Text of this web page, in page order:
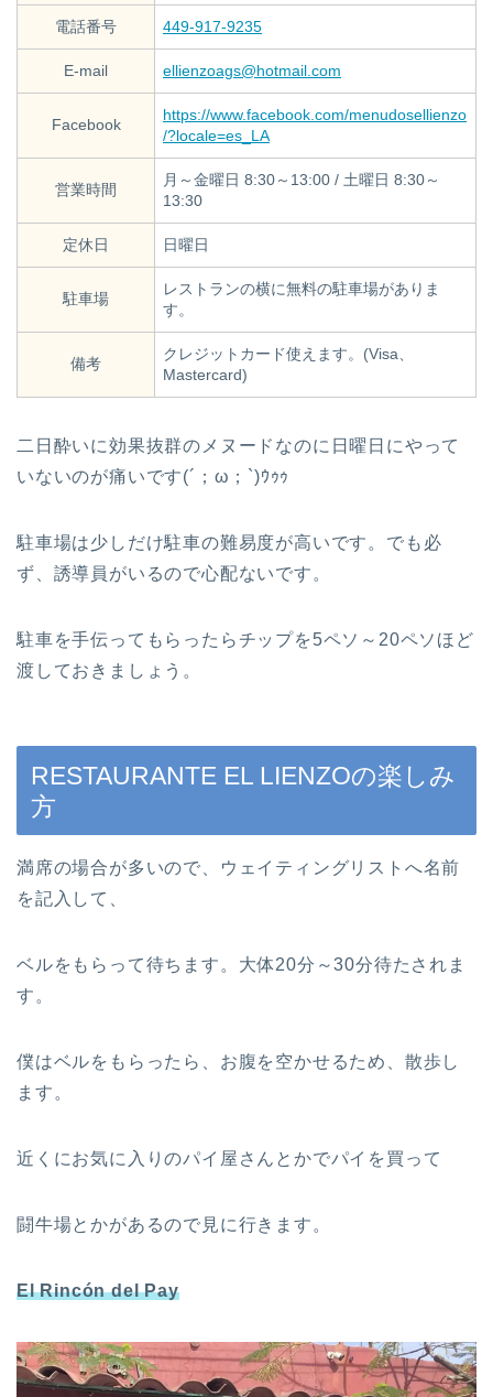
電話番号 449-917-9235
E-mail ellienzoags@hotmail.com
Facebook
https://www.facebook.com/menudosellienzo
/?locale=es_LA
営業時間
月～金曜日 8:30～13:00 / 土曜日 8:30～
13:30
定休日 日曜日
駐車場
レストランの横に無料の駐車場がありま
す。
備考
クレジットカード使えます。(Visa、
Mastercard)
二日酔いに効果抜群のメヌードなのに日曜日にやって
いないのが痛いです(´；ω；`)ｳｩｩ
駐車場は少しだけ駐車の難易度が高いです。でも必
ず、誘導員がいるので心配ないです。
駐車を手伝ってもらったらチップを5ペソ～20ペソほど
渡しておきましょう。
RESTAURANTE EL LIENZOの楽しみ
方
満席の場合が多いので、ウェイティングリストへ名前
を記入して、
ベルをもらって待ちます。大体20分～30分待たされま
す。
僕はベルをもらったら、お腹を空かせるため、散歩し
ます。
近くにお気に入りのパイ屋さんとかでパイを買って
闘牛場とかがあるので見に行きます。
El Rincón del Pay